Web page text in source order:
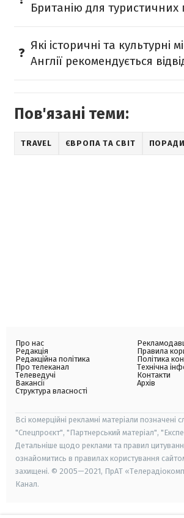
Британію для туристичних
Які історичні та культурні
Англії рекомендується
Пов'язані теми:
TRAVEL ЄВРОПА ТА СВІТ
Про нас
Редакція
Редакційна політика
Про телеканал
Телеведучі
Вакансії
Структура власності
Правила
Політика
Технічна
Контакти
Архів
Всі комерційні рекламні матеріали позначені
"Спецпроєкт", "Партнерський матеріал",
Детальніше щодо реклами та правил
ознайомитись в правилах користування
захищені. © 2005—2021, ПрАТ
Канал.